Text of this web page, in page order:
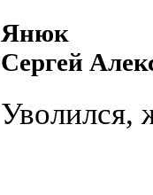
Янюк
Сергей
Уволился,